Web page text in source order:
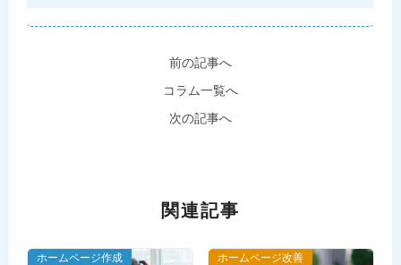
前の記事へ
コラム一覧へ
次の記事へ
関連記事
ホームページ作成 ホームページ改善